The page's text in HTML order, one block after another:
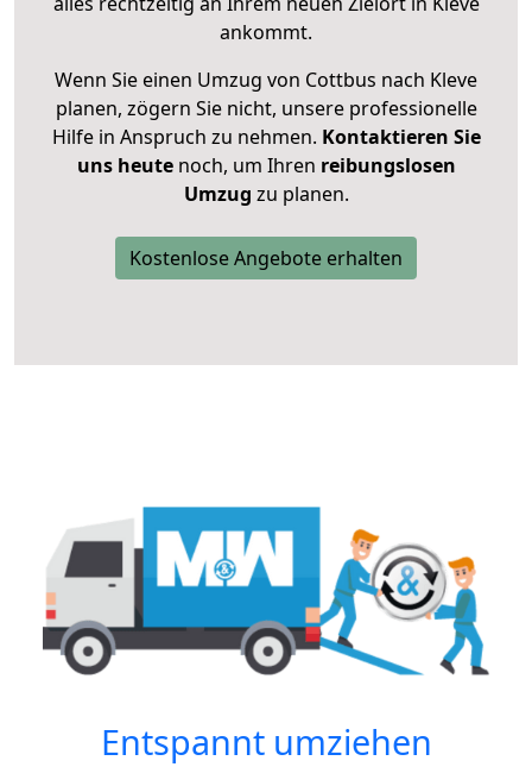
ankommt.
Wenn Sie einen Umzug von Cottbus nach Kleve
planen, zögern Sie nicht, unsere professionelle
Hilfe in Anspruch zu nehmen. Kontaktieren Sie
uns heutenoch, um Ihren reibungslosen
Umzug zu planen.
Kostenlose Angebote erhalten
Entspannt umziehen